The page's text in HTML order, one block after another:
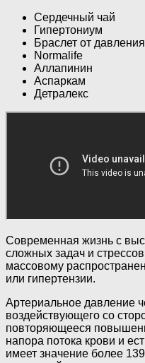
Сердечный чай
Гипертониум
Браслет от давления
Normalife
Аллапинин
Аспаркам
Детралекс
Современная жизнь с
сложных задач и
массовому
или гипертензии.
Артериальное давление
воздействующего со
повторяющееся
напора потока крови и
имеет значение более